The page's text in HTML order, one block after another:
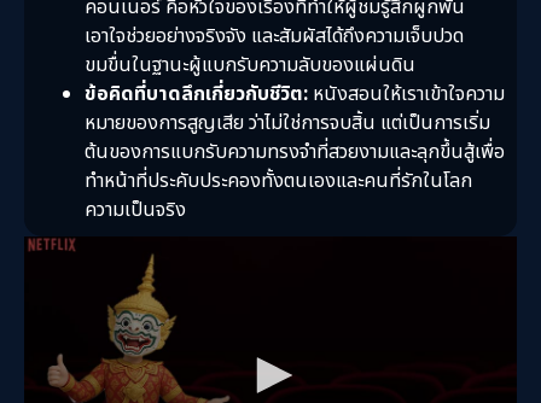
คอนเนอร์ คือหัวใจของเรื่องที่ทำให้ผู้ชมรู้สึกผูกพัน
เอาใจช่วยอย่างจริงจัง และสัมผัสได้ถึงความเจ็บปวด
ขมขื่นในฐานะผู้แบกรับความลับของแผ่นดิน
ข้อคิดที่บาดลึกเกี่ยวกับชีวิต: หนังสอนให้เราเข้าใจความ
หมายของการสูญเสีย ว่าไม่ใช่การจบสิ้น แต่เป็นการเริ่ม
ต้นของการแบกรับความทรงจำที่สวยงามและลุกขึ้นสู้เพื่อ
ทำหน้าที่ประคับประคองทั้งตนเองและคนที่รักในโลก
ความเป็นจริง